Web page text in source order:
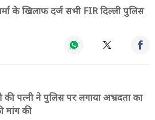
के खिलाफ दर्ज सभी FIR दिल्ली पुलिस
की पत्नी ने पुलिस पर लगाया अभ्रदता का
मांग की